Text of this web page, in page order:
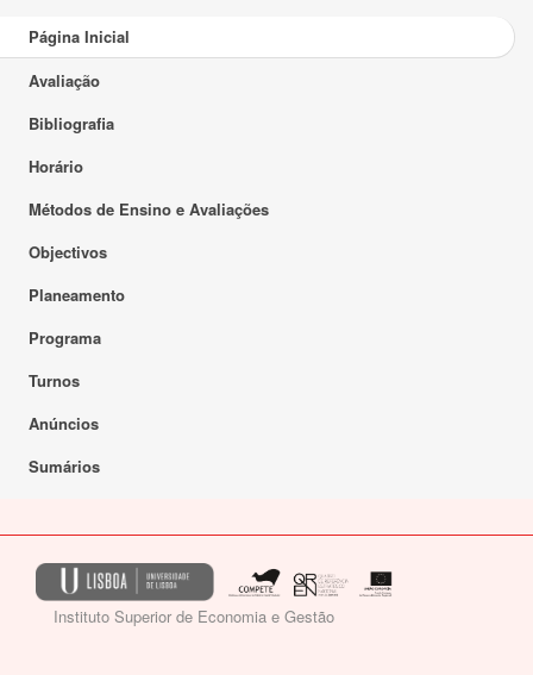
Página Inicial
Avaliação
Bibliografia
Horário
Métodos de Ensino e Avaliações
Objectivos
Planeamento
Programa
Turnos
Anúncios
Sumários
Instituto Superior de Economia e Gestão